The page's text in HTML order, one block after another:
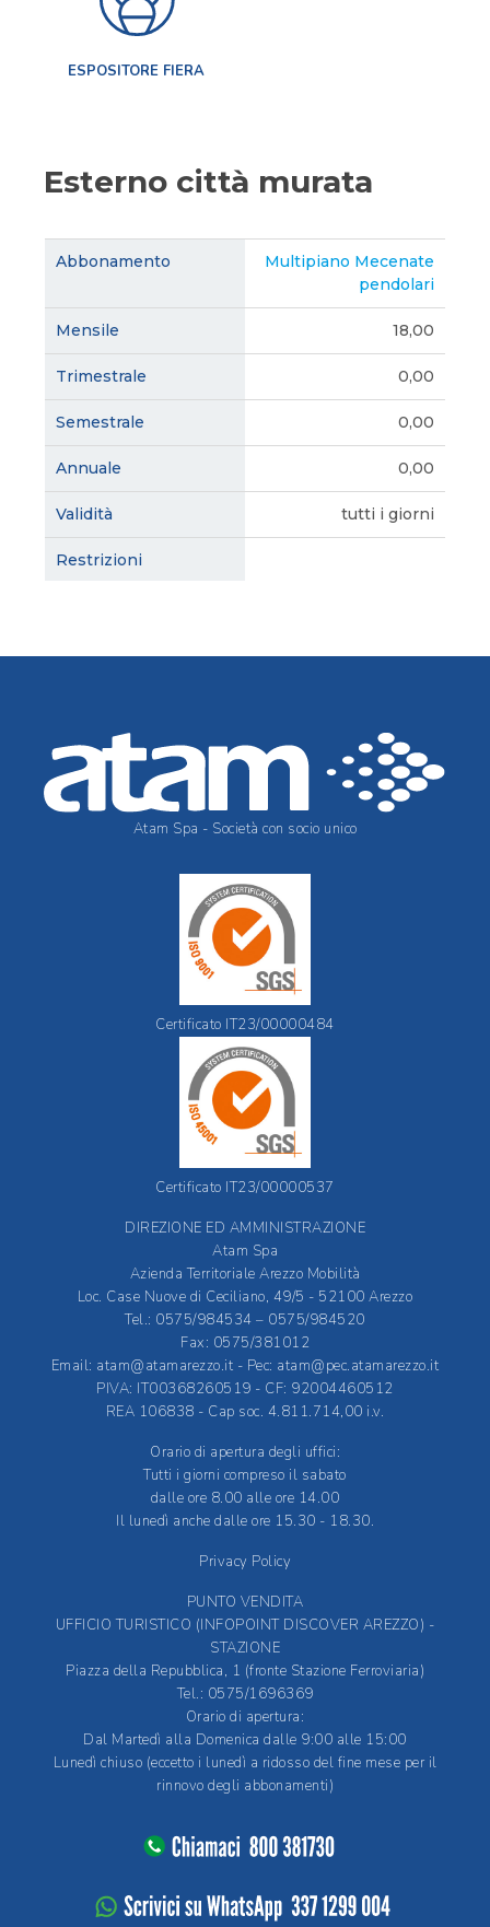
ESPOSITORE FIERA
Esterno città murata
Multipiano Mecenate
pendolari
18,00
0,00
0,00
0,00
tutti i giorni
Atam Spa - Società con socio unico
Certificato IT23/00000484
Certificato IT23/00000537
DIREZIONE ED AMMINISTRAZIONE
Atam Spa
Azienda Territoriale Arezzo Mobilità
Loc. Case Nuove di Ceciliano, 49/5 - 52100 Arezzo
Tel.: 0575/984534 – 0575/984520
Fax: 0575/381012
Email: atam@atamarezzo.it - Pec: atam@pec.atamarezzo.it
PIVA: IT00368260519 - CF: 92004460512
REA 106838 - Cap soc. 4.811.714,00 i.v.
Orario di apertura degli uffici:
Tutti i giorni compreso il sabato
dalle ore 8.00 alle ore 14.00
Il lunedì anche dalle ore 15.30 - 18.30.
Privacy Policy
PUNTO VENDITA
UFFICIO TURISTICO (INFOPOINT DISCOVER AREZZO) -
STAZIONE
Piazza della Repubblica, 1 (fronte Stazione Ferroviaria)
Tel.: 0575/1696369
Orario di apertura:
Dal Martedì alla Domenica dalle 9:00 alle 15:00
Lunedì chiuso (eccetto i lunedì a ridosso del fine mese per il
rinnovo degli abbonamenti)